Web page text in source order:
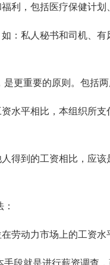
利，包括医疗保健计划
：私人秘书和司机、有
更重要的原则。包括两
平相比，本组织所支
到的工资相比，应该
动力市场上的工资水
段就是进行薪资调查